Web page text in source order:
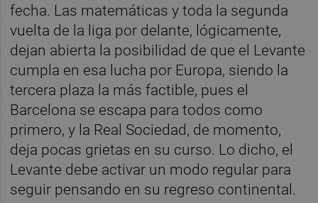
fecha. Las matemáticas y toda la segunda
vuelta de la liga por delante, lógicamente,
dejan abierta la posibilidad de que el Levante
cumpla en esa lucha por Europa, siendo la
tercera plaza la más factible, pues el
Barcelona se escapa para todos como
primero, y la Real Sociedad, de momento,
deja pocas grietas en su curso. Lo dicho, el
Levante debe activar un modo regular para
seguir pensando en su regreso continental.